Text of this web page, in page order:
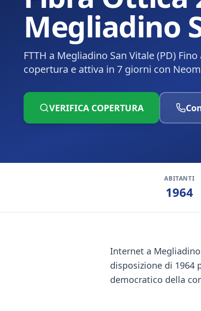
Megliadino
FTTH a Megliadino San Vitale (PD)
copertura e attiva in 7 giorni con
VERIFICA COPERTURA
ABITANTI
1964
Internet a
disposizione di 1964
democratico della